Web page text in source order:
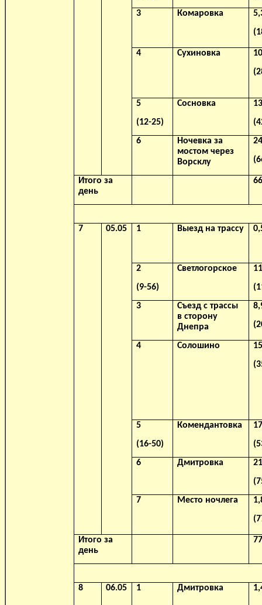
3 Комаровка
4 Сухиновка
5
(12-25)
Сосновка
6
Ночевка за
мостом через
Ворсклу
Итого за
день
7 05.05 1 Выезд на трассу
2
(9-56)
Светлогорское
3
Съезд с трассы
в сторону
Днепра
4 Солошино
5
(16-50)
Комендантовка
6 Дмитровка
7 Место ночлега
Итого за
день
8 06.05 1 Дмитровка